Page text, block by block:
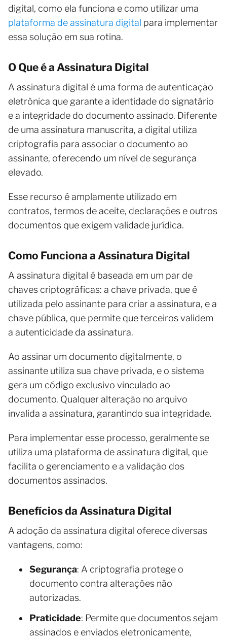
digital, como ela funciona e como utilizar uma
plataforma de assinatura digital para implementar
essa solução em sua rotina.
O Que é a Assinatura Digital
A assinatura digital é uma forma de autenticação
eletrônica que garante a identidade do signatário
e a integridade do documento assinado. Diferente
de uma assinatura manuscrita, a digital utiliza
criptografia para associar o documento ao
assinante, oferecendo um nível de segurança
elevado.
Esse recurso é amplamente utilizado em
contratos, termos de aceite, declarações e outros
documentos que exigem validade jurídica.
Como Funciona a Assinatura Digital
A assinatura digital é baseada em um par de
chaves criptográficas: a chave privada, que é
utilizada pelo assinante para criar a assinatura, e a
chave pública, que permite que terceiros validem
a autenticidade da assinatura.
Ao assinar um documento digitalmente, o
assinante utiliza sua chave privada, e o sistema
gera um código exclusivo vinculado ao
documento. Qualquer alteração no arquivo
invalida a assinatura, garantindo sua integridade.
Para implementar esse processo, geralmente se
utiliza uma plataforma de assinatura digital, que
facilita o gerenciamento e a validação dos
documentos assinados.
Benefícios da Assinatura Digital
A adoção da assinatura digital oferece diversas
vantagens, como:
Segurança: A criptografia protege o
documento contra alterações não
autorizadas.
Praticidade: Permite que documentos sejam
assinados e enviados eletronicamente,